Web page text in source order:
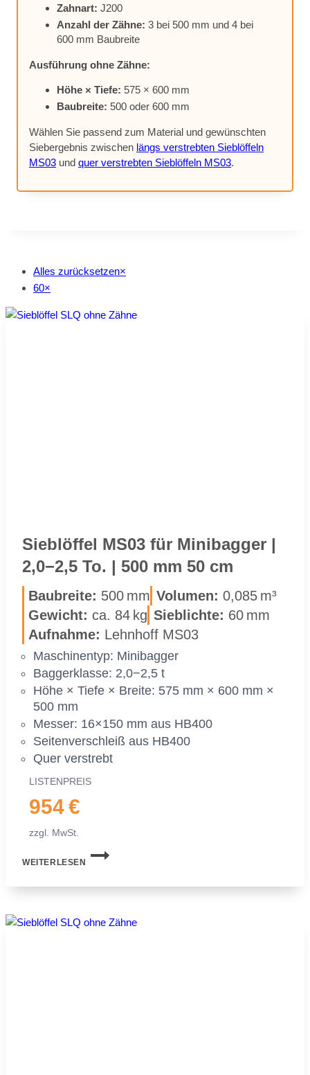
Zahn­art: J200
An­zahl der Zäh­ne: 3 bei 500 mm und 4 bei
600 mm Bau­brei­te
Aus­füh­rung ohne Zäh­ne:
Höhe × Tie­fe: 575 × 600 mm
Bau­brei­te: 500 oder 600 mm
Wäh­len Sie pas­send zum Ma­te­ri­al und ge­wünsch­ten
Sie­b­er­geb­nis zwi­schen längs ver­streb­ten Sieb­löf­feln
MS03 und quer ver­streb­ten Sieb­löf­feln MS03.
Alles zurücksetzen×
60×
Sieb­löf­fel MS03 für Mi­ni­bag­ger |
2,0−2,5 To. | 500 mm 50 cm
Bau­brei­te: 500 mm Vo­lu­men: 0,085 m³
Ge­wicht: ca. 84 kg Sieb­lich­te: 60 mm
Auf­nah­me: Lehn­hoff MS03
Ma­schi­nen­typ: Mi­ni­bag­ger
Bag­ger­klas­se: 2,0−2,5 t
Höhe × Tie­fe × Brei­te: 575 mm × 600 mm ×
500 mm
Mes­ser: 16×150 mm aus HB400
Sei­ten­ver­schleiß aus HB400
Quer ver­strebt
LIS­TEN­PREIS
954 €
zzgl. MwSt.
WEITERLESEN
SIEB­
MI­